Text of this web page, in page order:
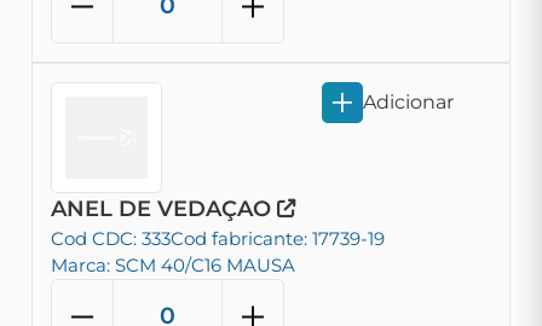
ANEL DE VEDAÇAO
Cod CDC: 333Cod fabricante: 17739-19
Marca: SCM 40/C16 MAUSA
Adicionar